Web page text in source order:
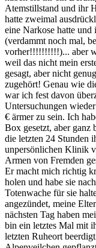
Atemstillstand und ihr
hatte zweimal
eine Narkose hatte und
(verdammt noch mal,
vorher!!!!!!!!!!)... aber
weil das nicht mein
gesagt, aber nicht
zugehört! Genau wie
war ich fest davon
Untersuchungen
€ ärmer zu sein. Ich
Box gesetzt, aber ganz
die letzten 24 Stunden
unpersönlichen Klinik
Armen von Fremden
Er macht mich richtig
holen und habe sie
Totenwache für sie
angezündet, meine
nächsten Tag haben
bin ein letztes Mal mit
letzten Ruheort